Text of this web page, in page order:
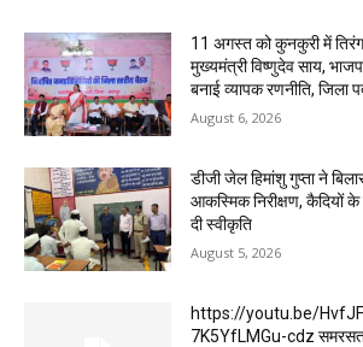
11 अगस्त को कुनकुरी में
मुख्यमंत्री विष्णुदेव साय,
बनाई व्यापक रणनीति, जिला
August 6, 2026
डीजी जेल हिमांशु गुप्ता ने
आकस्मिक निरीक्षण, कैदियों
दी स्वीकृति
August 5, 2026
https://youtu.be/
7K5YfLMGu-cdz